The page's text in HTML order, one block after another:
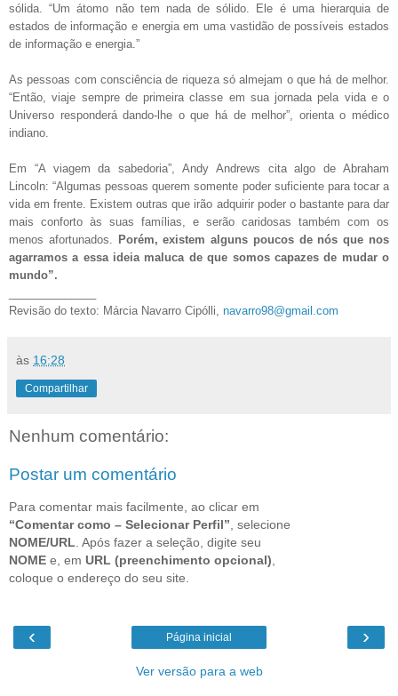
sólida. “Um átomo não tem nada de sólido. Ele é uma hierarquia de
estados de informação e energia em uma vastidão de possíveis estados
de informação e energia.”
As pessoas com consciência de riqueza só almejam o que há de melhor.
“Então, viaje sempre de primeira classe em sua jornada pela vida e o
Universo responderá dando-lhe o que há de melhor”, orienta o médico
indiano.
Em “A viagem da sabedoria”, Andy Andrews cita algo de Abraham
Lincoln: “Algumas pessoas querem somente poder suficiente para tocar a
vida em frente. Existem outras que irão adquirir poder o bastante para dar
mais conforto às suas famílias, e serão caridosas também com os
menos afortunados. Porém, existem alguns poucos de nós que nos
agarramos a essa ideia maluca de que somos capazes de mudar o
mundo”.
Revisão do texto: Márcia Navarro Cipólli, navarro98@gmail.com
às 16:28
Compartilhar
Nenhum comentário:
Postar um comentário
Para comentar mais facilmente, ao clicar em
“Comentar como – Selecionar Perfil” , selecione
NOME/URL . Após fazer a seleção, digite seu
NOME e, em URL (preenchimento opcional)
coloque o endereço do seu site.
‹ ›
Página inicial
Ver versão para a web